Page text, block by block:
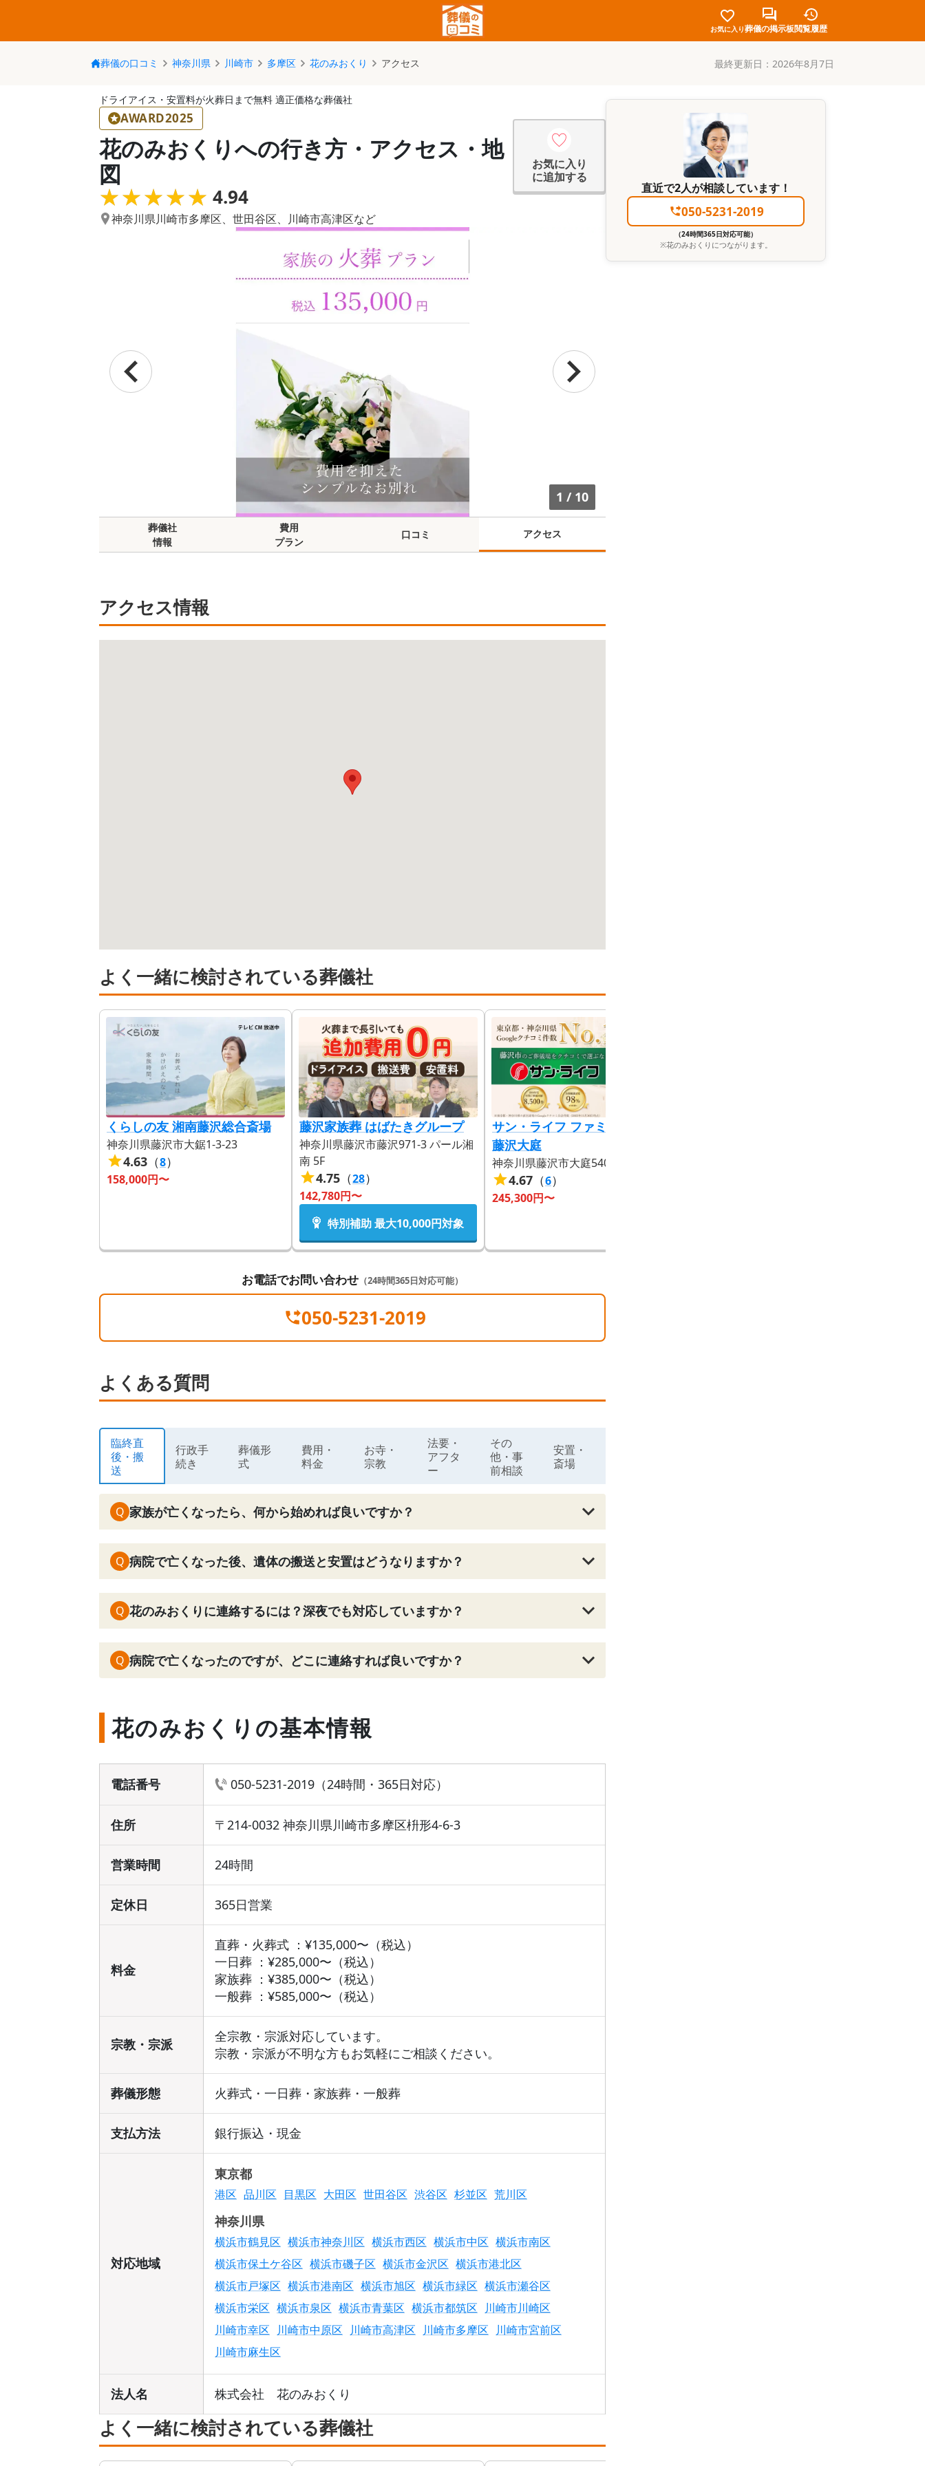
お気に入り葬儀の掲示板閲覧履歴
葬儀の口コミ 神奈川県 川崎市 多摩区 花のみおくり アクセス 最終更新日： 2026年8月7日
ドライアイス・安置料が火葬日まで無料 適正価格な葬儀社
AWARD2025
花のみおくりへの行き方・アクセス・地
図
★★★★★
★★★★★ 4.94
お気に入り
に追加する
神奈川県川崎市多摩区、 世田谷区、 川崎市高津区など
1 / 10
葬儀社
情報
費用
プラン
口コミ アクセス
アクセス情報
よく一緒に検討されている葬儀社
くらしの友 湘南藤沢総合斎場
神奈川県藤沢市大鋸1-3-23
4.63 （8）
158,000円〜
藤沢家族葬 はばたきグループ
神奈川県藤沢市藤沢971-3 パール湘
南 5F
4.75 （28）
142,780円〜
特別補助 最大10,000円対象
サン・ライフ ファミリーホール
藤沢大庭
神奈川県藤沢市大庭5403-15
4.67 （6）
245,300円〜
お電話でお問い合わせ （24時間365日対応可能）
050-5231-2019
よくある質問
臨終直
後・搬
送
行政手
続き
葬儀形
式
費用・
料金
お寺・
宗教
法要・
アフタ
ー
その
他・事
前相談
安置・
斎場
Q 家族が亡くなったら、何から始めれば良いですか？
Q 病院で亡くなった後、遺体の搬送と安置はどうなりますか？
Q 花のみおくりに連絡するには？深夜でも対応していますか？
Q 病院で亡くなったのですが、どこに連絡すれば良いですか？
花のみおくりの基本情報
電話番号 050-5231-2019 （24時間・365日対応）
住所 〒214-0032 神奈川県川崎市多摩区枡形4-6-3
営業時間 24時間
定休日 365日営業
料金
直葬・火葬式 ：¥135,000〜（税込）
一日葬 ：¥285,000〜（税込）
家族葬 ：¥385,000〜（税込）
一般葬 ：¥585,000〜（税込）
宗教・宗派
全宗教・宗派対応しています。
宗教・宗派が不明な方もお気軽にご相談ください。
葬儀形態 火葬式・一日葬・家族葬・一般葬
支払方法 銀行振込・現金
対応地域
東京都
港区 品川区 目黒区 大田区 世田谷区 渋谷区 杉並区 荒川区
神奈川県
横浜市鶴見区 横浜市神奈川区 横浜市西区 横浜市中区 横浜市南区
横浜市保土ケ谷区 横浜市磯子区 横浜市金沢区 横浜市港北区
横浜市戸塚区 横浜市港南区 横浜市旭区 横浜市緑区 横浜市瀬谷区
横浜市栄区 横浜市泉区 横浜市青葉区 横浜市都筑区 川崎市川崎区
川崎市幸区 川崎市中原区 川崎市高津区 川崎市多摩区 川崎市宮前区
川崎市麻生区
法人名 株式会社 花のみおくり
よく一緒に検討されている葬儀社
直近で2人が相談しています！
050-5231-2019
（24時間365日対応可能）
※花のみおくり につながります。